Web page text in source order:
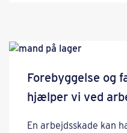
Forebyggelse og
hjælper vi ved
En arbejdsskade kan